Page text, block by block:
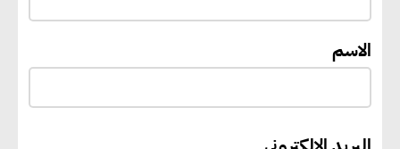
الاسم
ليصبح منصة رقمية متكاملة تدعم
إيفل تستثمر ما يصل إلى 130